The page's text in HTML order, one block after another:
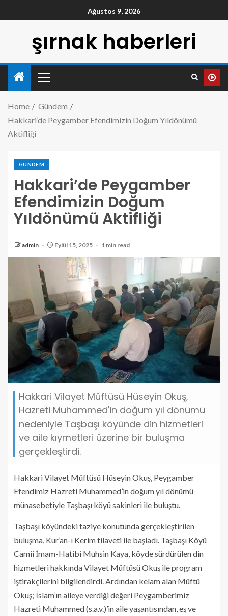
Ağustos 9, 2026
şırnak haberleri
Home
Gündem
Hakkari’de Peygamber Efendimizin Doğum Yıldönümü
Aktifliği
GÜNDEM
Hakkari’de Peygamber
Efendimizin Doğum
Yıldönümü Aktifliği
admin Eylül 15, 2025 1 min read
Hakkari Vilayet Müftüsü Hüseyin Okuş,
Hazreti Muhammed'in doğum yıl dönümü
nedeniyle Taşbaşı köyünde din hizmetleri
ve aile kıymetleri üzerine bir buluşma
gerçekleştirdi.
Hakkari Vilayet Müftüsü Hüseyin Okuş, Peygamber
Efendimiz Hazreti Muhammed’in doğum yıl dönümü
münasebetiyle Taşbaşı köyü sakinleri ile buluştu.
Taşbaşı köyündeki taziye konutunda gerçekleştirilen
buluşma, Kur’an-ı Kerim tilaveti ile başladı. Taşbaşı Köyü
Camii İmam-Hatibi Muhsin Kaya, köyde sürdürülen din
hizmetleri hakkında Vilayet Müftüsü Okuş ile program
iştirakçilerini bilgilendirdi. Ardından kelam alan Müftü
Okuş; İslam’ın aileye verdiği değeri Peygamberimiz
Hazreti Muhammed (s.a.v.)’in aile yaşantısından, eş ve